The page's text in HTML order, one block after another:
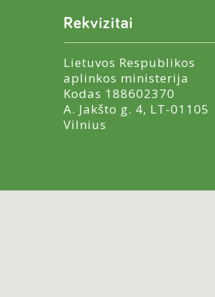
Rekvizitai
Lietuvos Respublikos
aplinkos ministerija
Kodas 188602370
A. Jakšto g. 4, LT-01105
Vilnius